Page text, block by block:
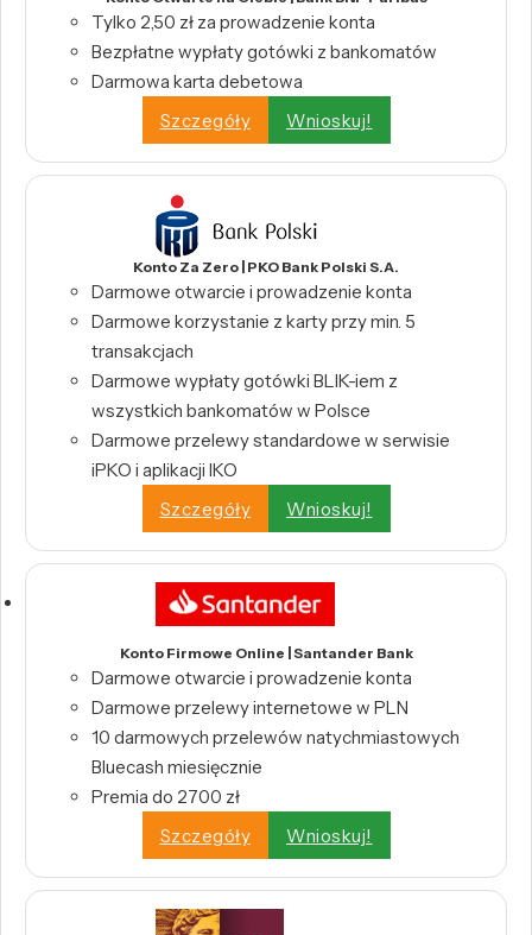
Tylko 2,50 zł za prowadzenie konta
Bezpłatne wypłaty gotówki z bankomatów
Darmowa karta debetowa
Szczegóły
Wnioskuj!
Konto Za Zero | PKO Bank Polski S.A.
Darmowe otwarcie i prowadzenie konta
Darmowe korzystanie z karty przy min. 5
transakcjach
Darmowe wypłaty gotówki BLIK-iem z
wszystkich bankomatów w Polsce
Darmowe przelewy standardowe w serwisie
iPKO i aplikacji IKO
Szczegóły
Wnioskuj!
Konto Firmowe Online | Santander Bank
Darmowe otwarcie i prowadzenie konta
Darmowe przelewy internetowe w PLN
10 darmowych przelewów natychmiastowych
Bluecash miesięcznie
Premia do 2700 zł
Szczegóły
Wnioskuj!